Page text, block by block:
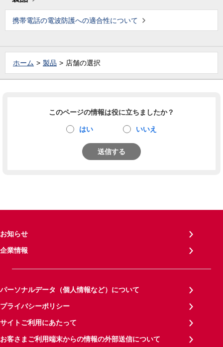
携帯電話の電波防護への適合性について
ホーム 製品 店舗の選択
このページの情報は役に立ちましたか？
はい いいえ
送信する
お知らせ
企業情報
パーソナルデータ（個人情報など）について
プライバシーポリシー
サイトご利用にあたって
お客さまご利用端末からの情報の外部送信について